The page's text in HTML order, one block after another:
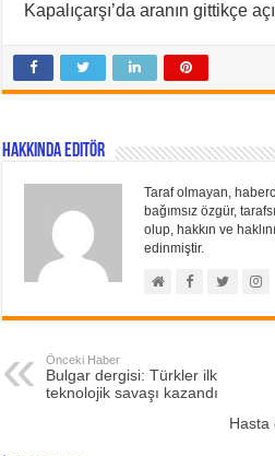
Kapalıçarşı’da aranın gittikçe
Hakkında Editör
Taraf olmayan,
bağımsız özgür,
olup, hakkın ve
edinmiştir.
Önceki Haber
Bulgar dergisi: Türkler ilk
teknolojik savaşı kazandı
Hasta